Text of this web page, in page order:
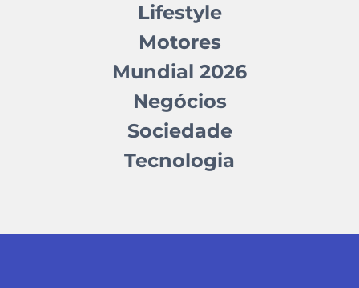
Lifestyle
Motores
Mundial 2026
Negócios
Sociedade
Tecnologia